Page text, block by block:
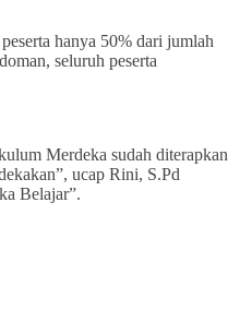
hanya 50% dari jumlah
seluruh peserta
Merdeka sudah diterapkan
ucap Rini, S.Pd
Belajar”.